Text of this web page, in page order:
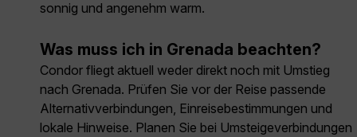
sonnig und angenehm warm.
Was muss ich in Grenada beachten?
Condor fliegt aktuell weder direkt noch mit Umstieg
nach Grenada. Prüfen Sie vor der Reise passende
Alternativverbindungen, Einreisebestimmungen und
lokale Hinweise. Planen Sie bei Umsteigeverbindungen